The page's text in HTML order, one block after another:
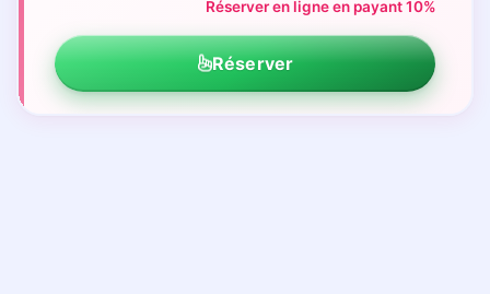
Réserver en ligne en payant 10%
Réserver